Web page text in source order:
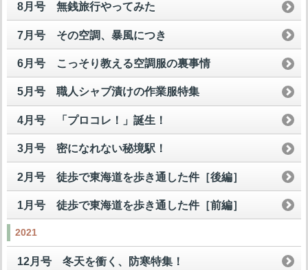
8月号 無銭旅行やってみた
7月号 その空調、暴風につき
6月号 こっそり教える空調服の裏事情
5月号 職人シャブ漬けの作業服特集
4月号 「プロコレ！」誕生！
3月号 密になれない秘境駅！
2月号 徒歩で東海道を歩き通した件［後編］
1月号 徒歩で東海道を歩き通した件［前編］
2021
12月号 冬天を衝く、防寒特集！